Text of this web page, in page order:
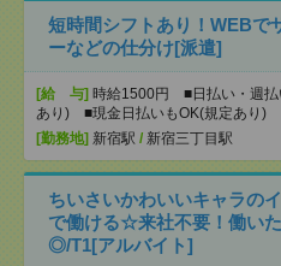
短時間シフトあり！WEBで
ーなどの仕分け[派遣]
[給 与] 時給1500円 ■日払い・週払
あり) ■現金日払いもOK(規定あり)
[勤務地] 新宿駅 / 新宿三丁目駅
ちいさいかわいいキャラの
で働ける☆来社不要！働い
◎/T1[アルバイト]